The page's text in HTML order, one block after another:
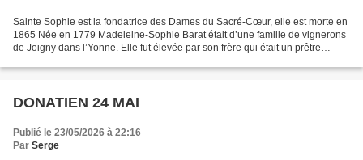
Sainte Sophie est la fondatrice des Dames du Sacré-Cœur, elle est morte en
1865 Née en 1779 Madeleine-Sophie Barat était d’une famille de vignerons
de Joigny dans l’Yonne. Elle fut élevée par son frère qui était un prêtre
DONATIEN 24 MAI
Publié le 23/05/2026 à 22:16
Par Serge